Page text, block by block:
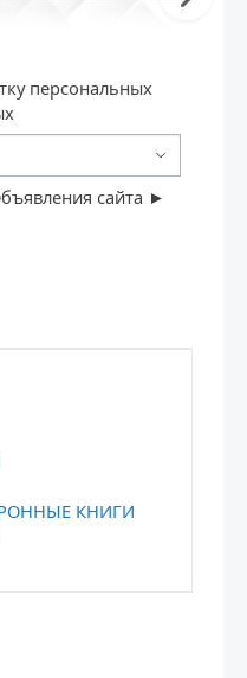
персональных
сайта ►
КНИГИ